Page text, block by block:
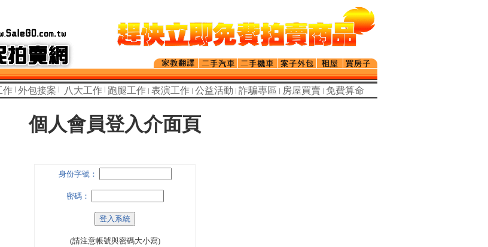
作 外包接案 八大工作 跑腿工作 表演工作 公益活動 詐騙專區 房屋買賣 免費算命
個人會員登入介面頁
身份字號：
密碼：
(請注意帳號與密碼大小寫)